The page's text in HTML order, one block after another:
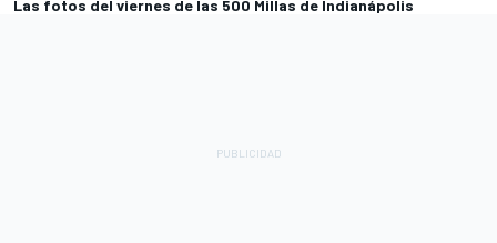
Las fotos del viernes de las 500 Millas de Indianápolis